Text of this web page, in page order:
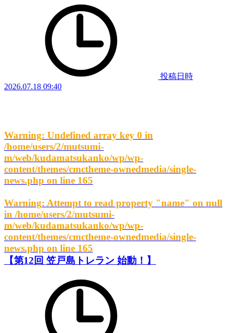
投稿日時
2026.07.18 09:40
Warning: Undefined array key 0 in
/home/users/2/mutsumi-
m/web/kudamatsukanko/wp/wp-
content/themes/cmctheme-ownedmedia/single-
news.php on line 165
Warning: Attempt to read property "name" on null
in /home/users/2/mutsumi-
m/web/kudamatsukanko/wp/wp-
content/themes/cmctheme-ownedmedia/single-
news.php on line 165
【第12回 笠戸島トレラン 始動！】